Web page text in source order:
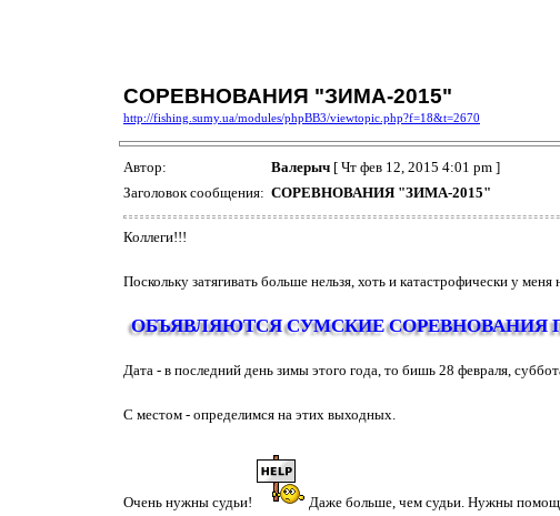
СОРЕВНОВАНИЯ "ЗИМА-2015"
http://fishing.sumy.ua/modules/phpBB3/viewtopic.php?f=18&t=2670
Автор: Валерыч [ Чт фев 12, 2015 4:01 pm ]
Заголовок сообщения: СОРЕВНОВАНИЯ "ЗИМА-2015"
Коллеги!!!
Поскольку затягивать больше нельзя, хоть и катастрофически у меня
ОБЪЯВЛЯЮТСЯ СУМСКИЕ
Дата - в последний день зимы этого года, то бишь 28 февраля,
С местом - определимся на этих выходных.
Очень нужны судьи!
Даже больше, чем судьи. Нужны